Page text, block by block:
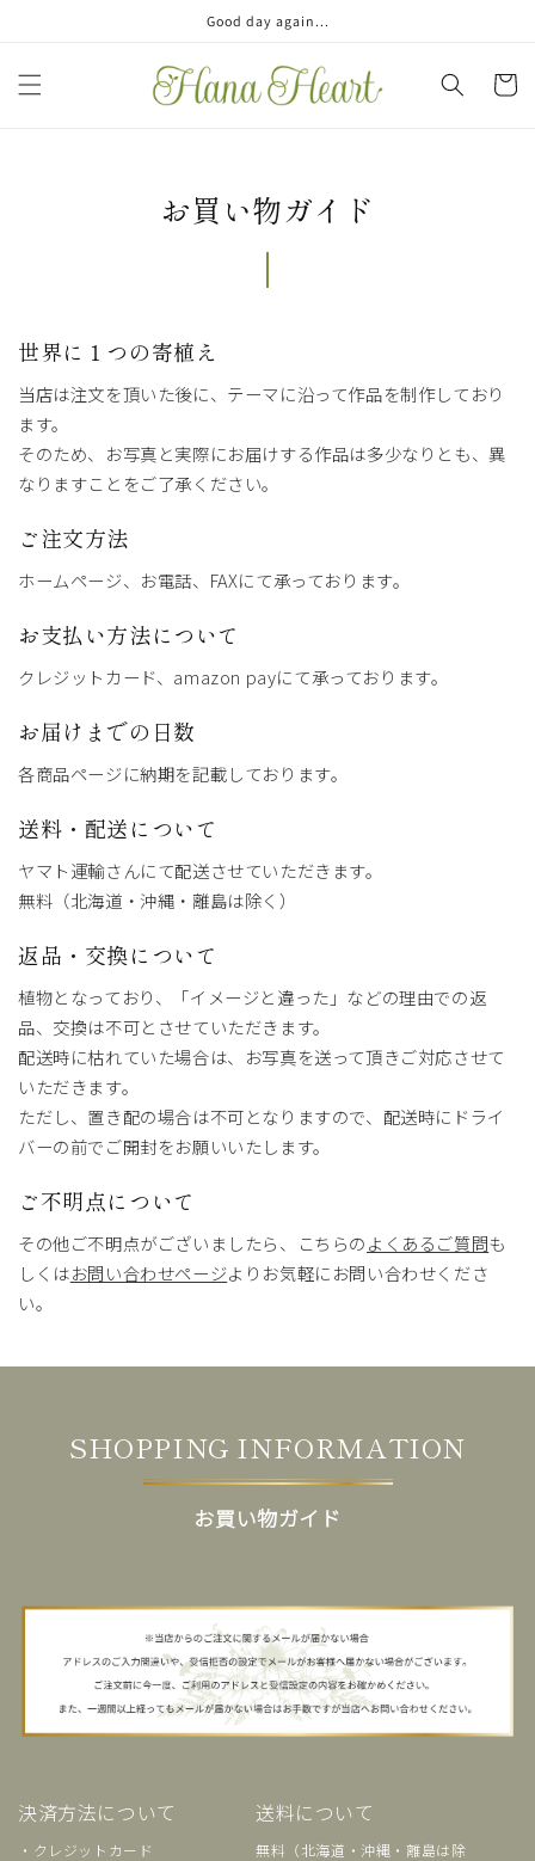
Good day again...
ー
お買い物ガイド
世界に１つの寄植え
当店は注文を頂いた後に、テーマに沿って作品を制作しており
ます。
そのため、お写真と実際にお届けする作品は多少なりとも、異
なりますことをご了承ください。
ご注文方法
ホームページ、お電話、FAXにて承っております。
お支払い方法について
クレジットカード、amazon payにて承っております。
お届けまでの日数
各商品ページに納期を記載しております。
送料・配送について
ヤマト運輸さんにて配送させていただきます。
無料（北海道・沖縄・離島は除く）
返品・交換について
植物となっており、「イメージと違った」などの理由での返
品、交換は不可とさせていただきます。
配送時に枯れていた場合は、お写真を送って頂きご対応させて
いただきます。
ただし、置き配の場合は不可となりますので、配送時にドライ
バーの前でご開封をお願いいたします。
ご不明点について
その他ご不明点がございましたら、こちらのよくあるご質問も
しくはお問い合わせページよりお気軽にお問い合わせくださ
い。
SHOPPING INFORMATION
お買い物ガイド
決済方法について
・クレジットカード
送料について
無料（北海道・沖縄・離島は除